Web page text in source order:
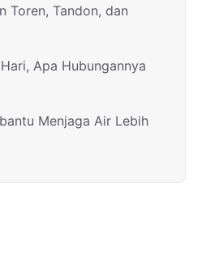
Toren, Tandon, dan
Apa Hubungannya
Menjaga Air Lebih